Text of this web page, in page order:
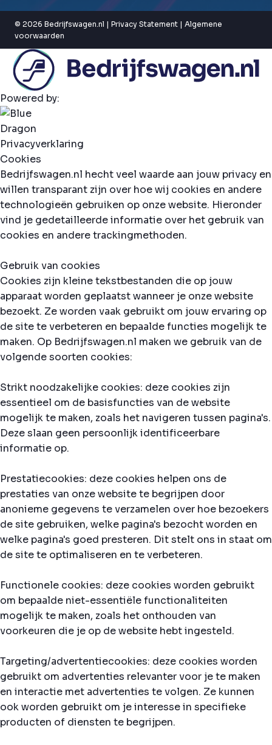
© 2026 Bedrijfswagen.nl | Privacy Statement | Algemene
voorwaarden
Powered by:
Privacyverklaring
Cookies
Bedrijfswagen.nl hecht veel waarde aan jouw privacy en
willen transparant zijn over hoe wij cookies en andere
technologieën gebruiken op onze website. Hieronder
vind je gedetailleerde informatie over het gebruik van
cookies en andere trackingmethoden.
Gebruik van cookies
Cookies zijn kleine tekstbestanden die op jouw
apparaat worden geplaatst wanneer je onze website
bezoekt. Ze worden vaak gebruikt om jouw ervaring op
de site te verbeteren en bepaalde functies mogelijk te
maken. Op Bedrijfswagen.nl maken we gebruik van de
volgende soorten cookies:
Strikt noodzakelijke cookies: deze cookies zijn
essentieel om de basisfuncties van de website
mogelijk te maken, zoals het navigeren tussen pagina's.
Deze slaan geen persoonlijk identificeerbare
informatie op.
Prestatiecookies: deze cookies helpen ons de
prestaties van onze website te begrijpen door
anonieme gegevens te verzamelen over hoe bezoekers
de site gebruiken, welke pagina's bezocht worden en
welke pagina's goed presteren. Dit stelt ons in staat om
de site te optimaliseren en te verbeteren.
Functionele cookies: deze cookies worden gebruikt
om bepaalde niet-essentiële functionaliteiten
mogelijk te maken, zoals het onthouden van
voorkeuren die je op de website hebt ingesteld.
Targeting/advertentiecookies: deze cookies worden
gebruikt om advertenties relevanter voor je te maken
en interactie met advertenties te volgen. Ze kunnen
ook worden gebruikt om je interesse in specifieke
producten of diensten te begrijpen.